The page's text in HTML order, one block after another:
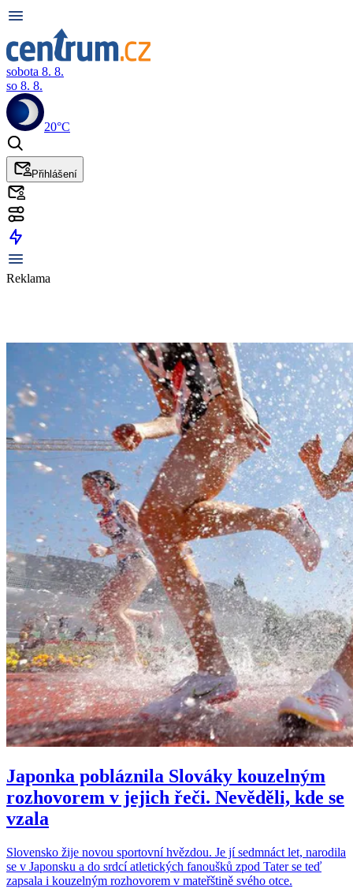
sobota 8. 8.
so 8. 8.
20°C
Přihlášení
Reklama
Japonka pobláznila Slováky kouzelným
rozhovorem v jejich řeči. Nevěděli, kde se
vzala
Slovensko žije novou sportovní hvězdou. Je jí sedmnáct let, narodila
se v Japonsku a do srdcí atletických fanoušků zpod Tater se teď
zapsala i kouzelným rozhovorem v mateřštině svého otce.